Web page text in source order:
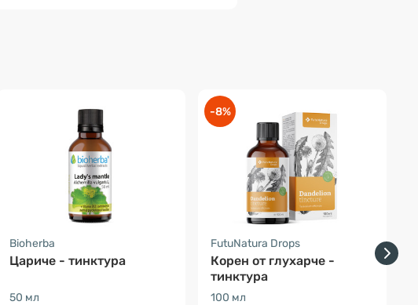
Bioherba
Цариче - тинктура
50 мл
-8%
FutuNatura Drops
Корен от глухарче -
тинктура
100 мл